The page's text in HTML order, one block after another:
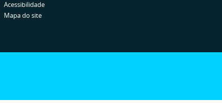
Acessibilidade
Mapa do site